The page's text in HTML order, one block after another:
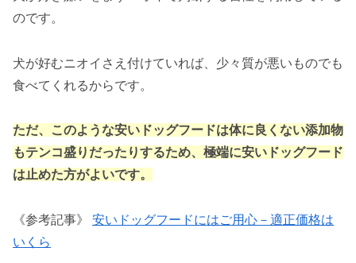
のです。
犬が好むニオイさえ付けていれば、少々質が悪いものでも
食べてくれるからです。
ただ、このような安いドッグフードは体に良くない添加物
もテンコ盛りだったりするため、極端に安いドッグフード
は止めた方がよいです。
《参考記事》 安いドッグフードにはご用心－適正価格は
いくら